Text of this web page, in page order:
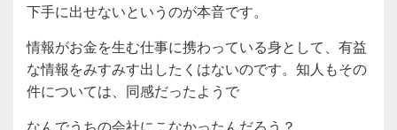
下手に出せないというのが本音です。
情報がお金を生む仕事に携わっている身として、有益
な情報をみすみす出したくはないのです。知人もその
件については、同感だったようで